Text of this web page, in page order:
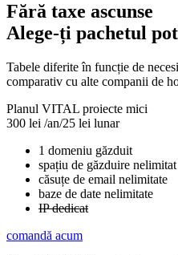
Fără taxe ascunse
Alege-ți pachetul
Tabele diferite în funcție de
comparativ cu alte companii de
Planul VITAL proiecte mici
300 lei /an/25 lei lunar
1 domeniu găzduit
spațiu de găzduire nelimitat
căsuțe de email nelimitate
baze de date nelimitate
IP dedicat
comandă acum